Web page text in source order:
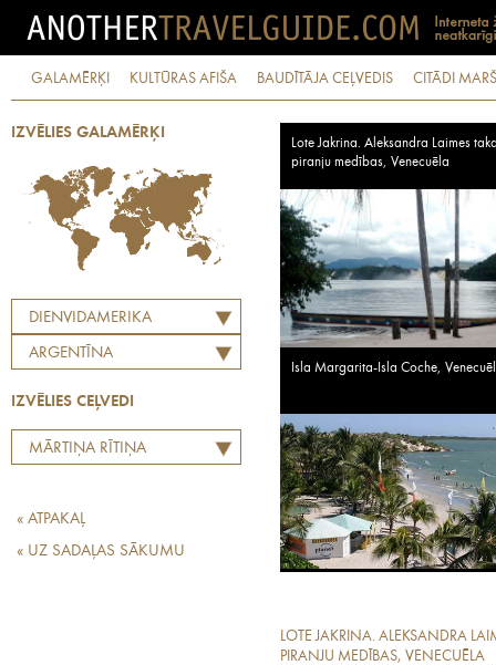
GALAMĒRĶI KULTŪRAS AFIŠA BAUDĪTĀJA CEĻVEDIS CITĀDI
IZVĒLIES GALAMĒRĶI
DIENVIDAMERIKA
ARGENTĪNA
IZVĒLIES CEĻVEDI
MĀRTIŅA RĪTIŅA
« ATPAKAĻ
« UZ SADAĻAS SĀKUMU
Lote Jakrina. Aleksandra Laimes
piranju medības, Venecuēla
Isla Margarita-Isla Coche,
LOTE JAKRINA. ALEKSANDRA
PIRANJU MEDĪBAS, VENECUĒLA